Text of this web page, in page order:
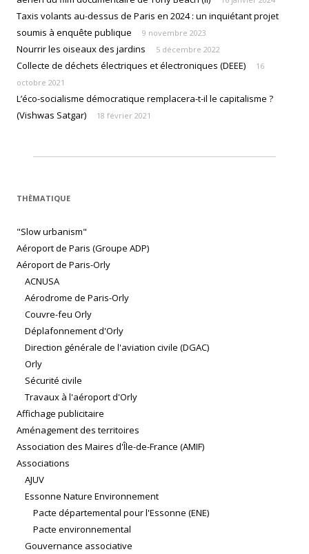
Taxis volants au-dessus de Paris en 2024 : un inquiétant projet
soumis à enquête publique
9 novembre 2023
Nourrir les oiseaux des jardins 5 décembre 2022
Collecte de déchets électriques et électroniques (DEEE)
16
octobre 2021
L’éco-socialisme démocratique remplacera-t-il le capitalisme ?
(Vishwas Satgar)
18 février 2021
THÈMATIQUE
"Slow urbanism"
Aéroport de Paris (Groupe ADP)
Aéroport de Paris-Orly
ACNUSA
Aérodrome de Paris-Orly
Couvre-feu Orly
Déplafonnement d'Orly
Direction générale de l'aviation civile (DGAC)
Orly
Sécurité civile
Travaux à l'aéroport d'Orly
Affichage publicitaire
Aménagement des territoires
Association des Maires d'Île-de-France (AMIF)
Associations
AJUV
Essonne Nature Environnement
Pacte départemental pour l'Essonne (ENE)
Pacte environnemental
Gouvernance associative